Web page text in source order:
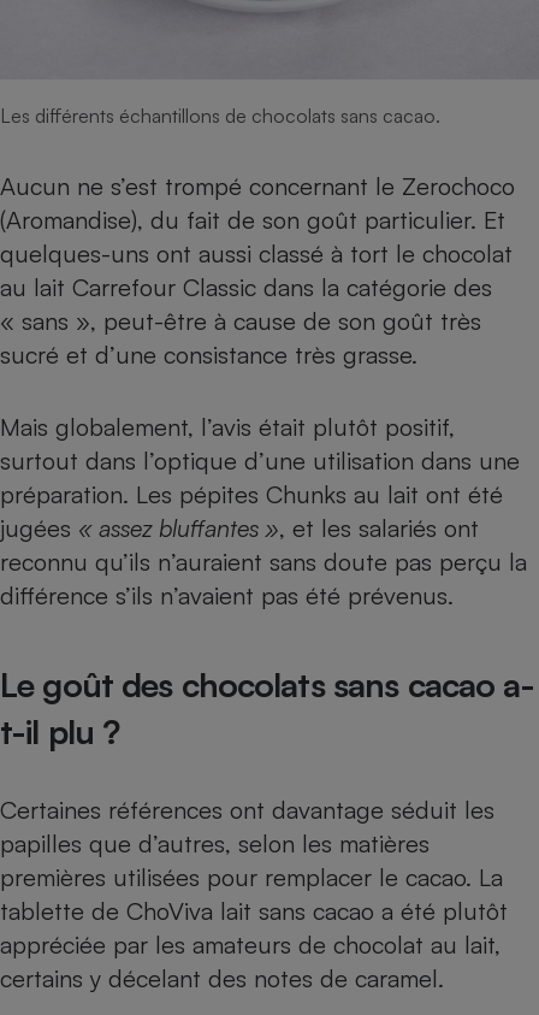
Les différents échantillons de chocolats sans cacao.
Aucun ne s’est trompé concernant le Zerochoco
(Aromandise), du fait de son goût particulier. Et
quelques-uns ont aussi classé à tort le chocolat
au lait Carrefour Classic dans la catégorie des
« sans », peut-être à cause de son goût très
sucré et d’une consistance très grasse.
Mais globalement, l’avis était plutôt positif,
surtout dans l’optique d’une utilisation dans une
préparation. Les pépites Chunks au lait ont été
jugées « assez bluffantes », et les salariés ont
reconnu qu’ils n’auraient sans doute pas perçu la
différence s’ils n’avaient pas été prévenus.
Le goût des chocolats sans cacao a-
t-il plu ?
Certaines références ont davantage séduit les
papilles que d’autres, selon les matières
premières utilisées pour remplacer le cacao. La
tablette de ChoViva lait sans cacao a été plutôt
appréciée par les amateurs de chocolat au lait,
certains y décelant des notes de caramel.